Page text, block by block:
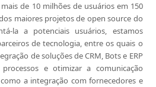
de 10 milhões de usuários em 150
maiores projetos de open source do
la a potenciais usuários, estamos
de tecnologia, entre os quais o
de soluções de CRM, Bots e ERP
e otimizar a comunicação
a integração com fornecedores e